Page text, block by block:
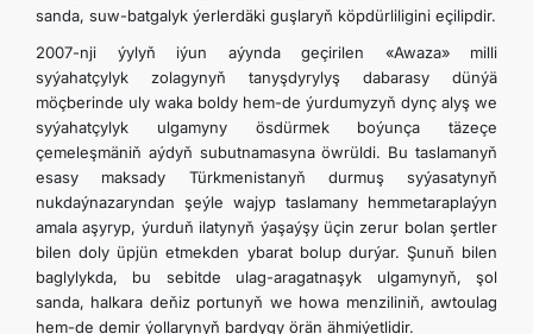
sanda, suw-batgalyk ýerlerdäki guşlaryň köpdürliligini eçilipdir.
2007-nji ýylyň iýun aýynda geçirilen «Awaza» milli
syýahatçylyk zolagynyň tanyşdyrylyş dabarasy dünýä
möçberinde uly waka boldy hem-de ýurdumyzyň dynç alyş we
syýahatçylyk ulgamyny ösdürmek boýunça täzeçe
çemeleşmäniň aýdyň subutnamasyna öwrüldi. Bu taslamanyň
esasy maksady Türkmenistanyň durmuş syýasatynyň
nukdaýnazaryndan şeýle wajyp taslamany hemmetaraplaýyn
amala aşyryp, ýurduň ilatynyň ýaşaýşy üçin zerur bolan şertler
bilen doly üpjün etmekden ybarat bolup durýar. Şunuň bilen
baglylykda, bu sebitde ulag-aragatnaşyk ulgamynyň, şol
sanda, halkara deňiz portunyň we howa menziliniň, awtoulag
hem-de demir ýollarynyň bardygy örän ähmiýetlidir.